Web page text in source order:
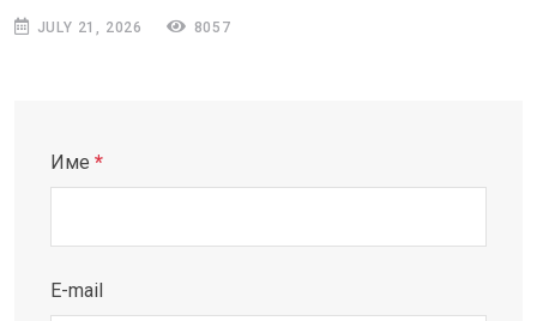
JULY 21, 2026 8057
Име *
E-mail